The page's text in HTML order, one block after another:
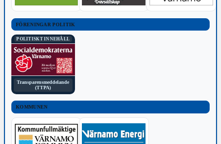
FÖRENINGAR POLITIK
POLITISKT INNEHÅLL
Transparensmeddelande
(TTPA)
KOMMUNEN